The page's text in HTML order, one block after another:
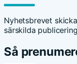
Nyhetsbrevet
särskilda
Så